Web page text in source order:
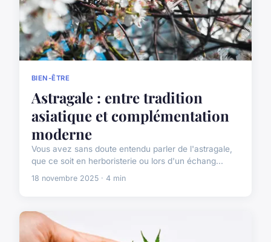
BIEN-ÊTRE
Astragale : entre tradition
asiatique et complémentation
moderne
Vous avez sans doute entendu parler de l'astragale,
que ce soit en herboristerie ou lors d'un échang...
18 novembre 2025 · 4 min